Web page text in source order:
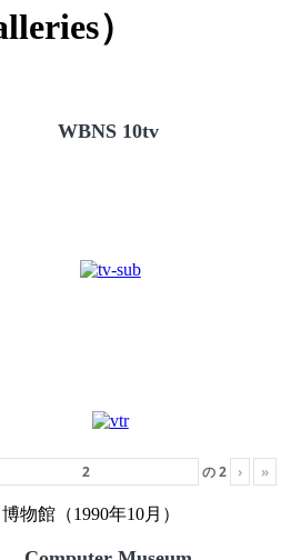
）
WBNS 10tv
の2 › »
物館（1990年10月）